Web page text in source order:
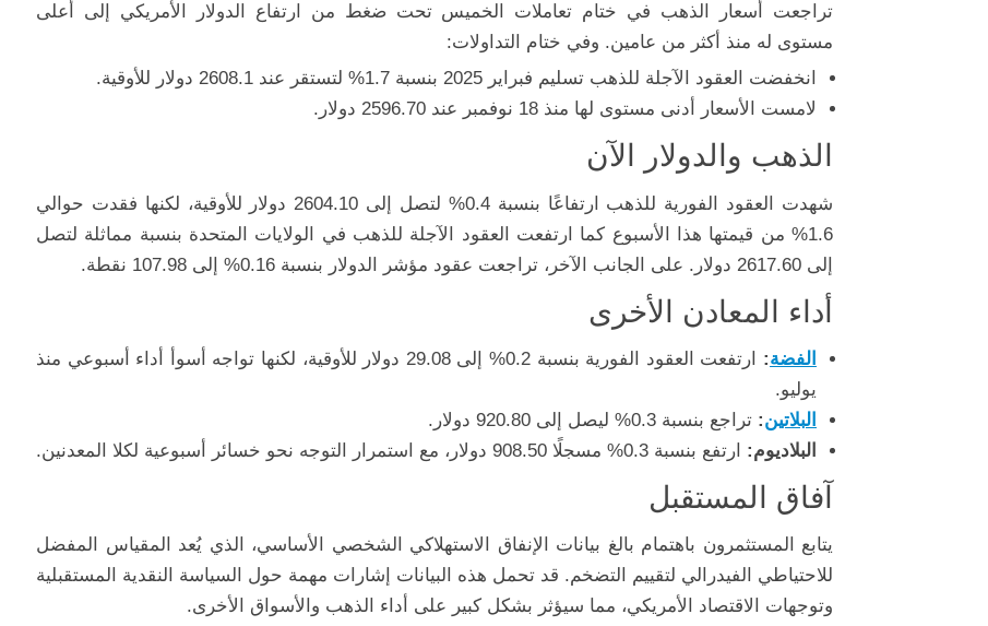
تراجعت أسعار الذهب في ختام تعاملات الخميس تحت ضغط من ارتفاع الدولار الأمريكي إلى أعلى
مستوى له منذ أكثر من عامين. وفي ختام التداولات:
انخفضت العقود الآجلة للذهب تسليم فبراير 2025 بنسبة 1.7% لتستقر عند 2608.1 دولار للأوقية.
لامست الأسعار أدنى مستوى لها منذ 18 نوفمبر عند 2596.70 دولار.
الذهب والدولار الآن
شهدت العقود الفورية للذهب ارتفاعًا بنسبة 0.4% لتصل إلى 2604.10 دولار للأوقية، لكنها فقدت حوالي
1.6% من قيمتها هذا الأسبوع كما ارتفعت العقود الآجلة للذهب في الولايات المتحدة بنسبة مماثلة لتصل
إلى 2617.60 دولار. على الجانب الآخر، تراجعت عقود مؤشر الدولار بنسبة 0.16% إلى 107.98 نقطة.
أداء المعادن الأخرى
الفضة:
ارتفعت العقود الفورية بنسبة 0.2% إلى 29.08 دولار للأوقية، لكنها تواجه أسوأ أداء أسبوعي منذ
يوليو.
البلاتين: تراجع بنسبة 0.3% ليصل إلى 920.80 دولار.
البلاديوم: ارتفع بنسبة 0.3% مسجلًا 908.50 دولار، مع استمرار التوجه نحو خسائر أسبوعية لكلا المعدنين.
آفاق المستقبل
يتابع المستثمرون باهتمام بالغ بيانات الإنفاق الاستهلاكي الشخصي الأساسي، الذي يُعد المقياس المفضل
للاحتياطي الفيدرالي لتقييم التضخم. قد تحمل هذه البيانات إشارات مهمة حول السياسة النقدية المستقبلية
وتوجهات الاقتصاد الأمريكي، مما سيؤثر بشكل كبير على أداء الذهب والأسواق الأخرى.